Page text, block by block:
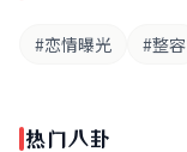
#恋情曝光 #整容
热门八卦